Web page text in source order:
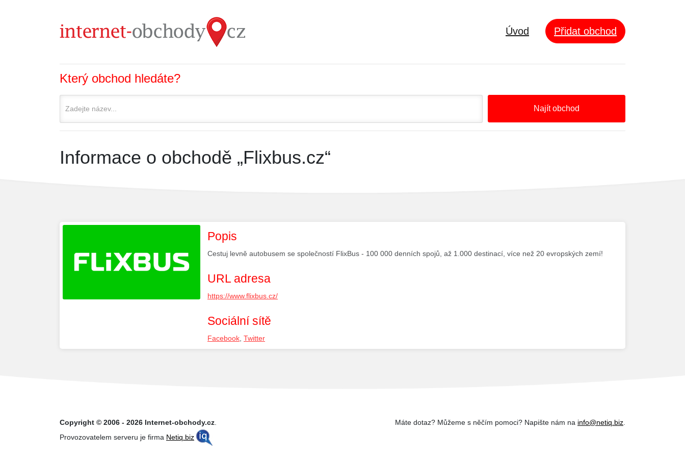
Úvod Přidat obchod
Který obchod hledáte?
Najít obchod
Informace o obchodě „Flixbus.cz“
Popis
Cestuj levně autobusem se společností FlixBus - 100 000 denních spojů, až 1.000 destinací, více než 20 evropských zemí!
URL adresa
https://www.flixbus.cz/
Sociální sítě
Facebook, Twitter
Copyright © 2006 - 2026 Internet-obchody.cz.
Provozovatelem serveru je firma Netiq.biz
Máte dotaz? Můžeme s něčím pomoci? Napište nám na info@netiq.biz.